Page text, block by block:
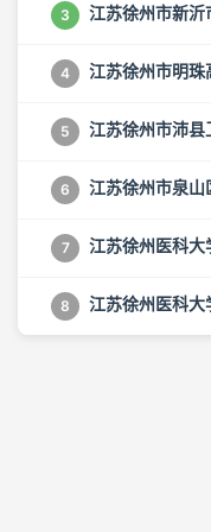
3 江苏徐州市新沂
4 江苏徐州市明
5 江苏徐州市沛
6 江苏徐州市泉山
7 江苏徐州医科大
8 江苏徐州医科大